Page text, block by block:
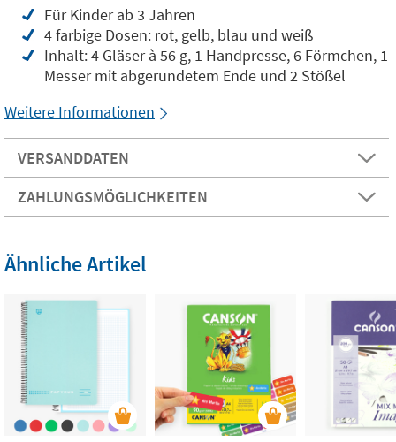
Für Kinder ab 3 Jahren
4 farbige Dosen: rot, gelb, blau und weiß
Inhalt: 4 Gläser à 56 g, 1 Handpresse, 6 Förmchen, 1
Messer mit abgerundetem Ende und 2 Stößel
Weitere Informationen
VERSANDDATEN
ZAHLUNGSMÖGLICHKEITEN
Ähnliche Artikel